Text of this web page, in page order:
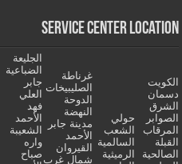
Service Center Location
الكويت
دسمان
الشرق
الصوابر
المرقاب
القبلة
الصالحية
حولي
الشعب
السالمية
الرميثية
غرناطة
الصليبيخات
الدوحة
النهضة
مدينة جابر
الأحمد
القيروان
شمال غرب
الجليعة
الضباعية
جابر
العلي
فهد
الأحمد
الشعيبة
واره
صباح